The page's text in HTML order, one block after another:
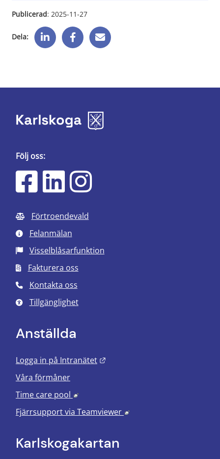
Publicerad: 2025-11-27
Dela:
Följ oss:
Förtroendevald
Felanmälan
Visselblåsarfunktion
Fakturera oss
Kontakta oss
Tillgänglighet
Anställda
Logga in på Intranätet
Våra förmåner
Time care pool
Länk till annan webbplats, öppnas i
Fjärrsupport via Teamviewer Länk till annan
Karlskoga­kartan